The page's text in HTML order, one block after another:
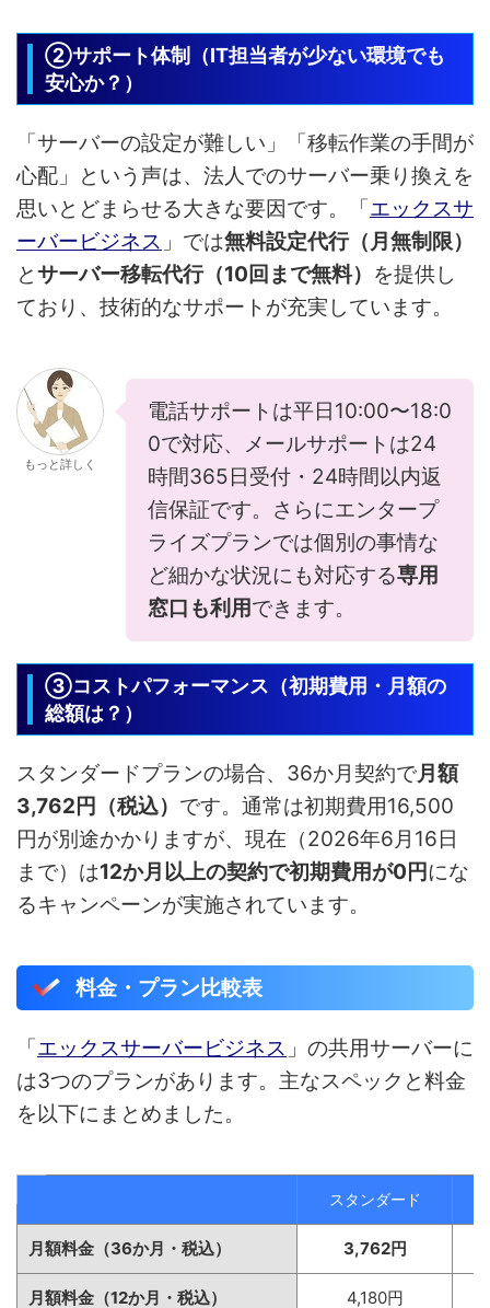
②サポート体制（IT担当者が少ない環境でも
安心か？）
「サーバーの設定が難しい」「移転作業の手間が
心配」という声は、法人でのサーバー乗り換えを
思いとどまらせる大きな要因です。「エックスサ
ーバービジネス 」では無料設定代行（月無制限）
とサーバー移転代行（10回まで無料） を提供し
ており、技術的なサポートが充実しています。
もっと詳しく
電話サポートは平日10:00〜18:0
0で対応、メールサポートは24
時間365日受付・24時間以内返
信保証です。さらにエンタープ
ライズプランでは個別の事情な
ど細かな状況にも対応する専用
窓口も利用できます。
③コストパフォーマンス（初期費用・月額の
総額は？）
スタンダードプランの場合、36か月契約で月額
3,762円（税込） です。通常は初期費用16,500
円が別途かかりますが、現在（2026年6月16日
まで）は12か月以上の契約で初期費用が0円にな
るキャンペーンが実施されています。
料金・プラン比較表
「エックスサーバービジネス 」の共用サーバーに
は3つのプランがあります。主なスペックと料金
を以下にまとめました。
スタンダード
月額料金（36か月・税込） 3,762円
月額料金（12か月・税込） 4,180円